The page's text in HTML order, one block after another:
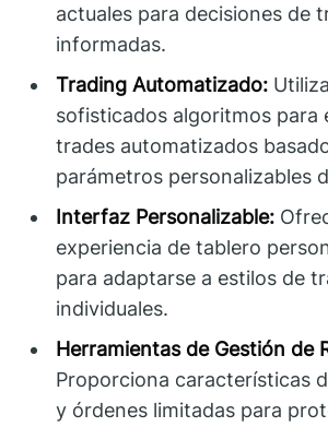
actuales para decisiones de
informadas.
Trading Automatizado: Utiliza
sofisticados algoritmos para
trades automatizados
parámetros personalizables
Interfaz Personalizable:
experiencia de tablero
para adaptarse a estilos de
individuales.
Herramientas de Gestión de
Proporciona características
y órdenes limitadas para